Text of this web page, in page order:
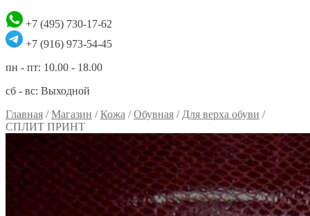
+7 (495) 730-17-62
+7 (916) 973-54-45
пн - пт: 10.00 - 18.00
сб - вс: Выходной
Главная /Магазин /Кожа /Обувная / Для верха обуви /
СПЛИТ ПРИНТ